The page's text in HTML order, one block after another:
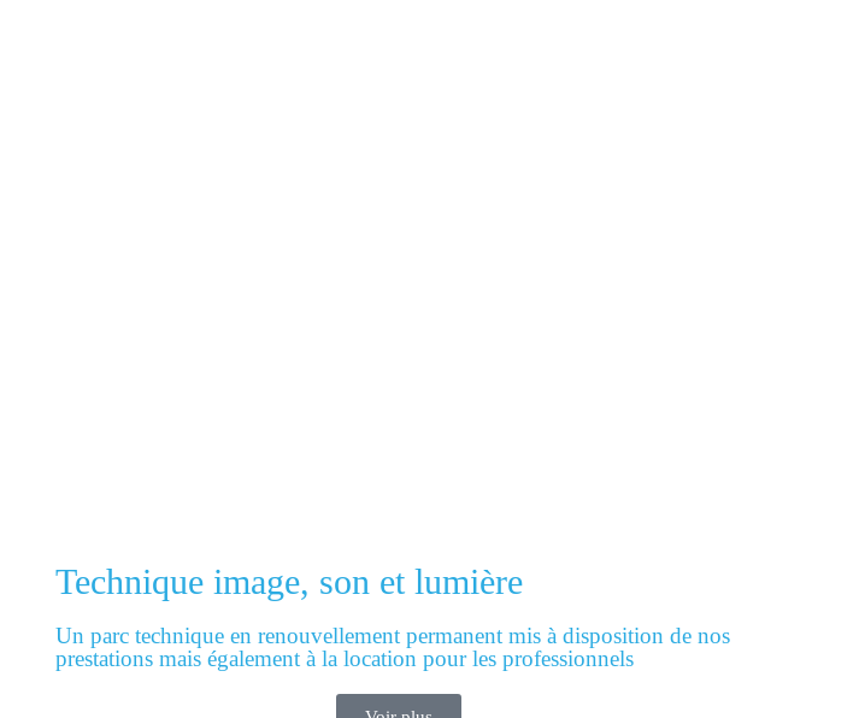
Technique image, son et lumière
Un parc technique en renouvellement permanent mis à disposition de nos
prestations mais également à la location pour les professionnels